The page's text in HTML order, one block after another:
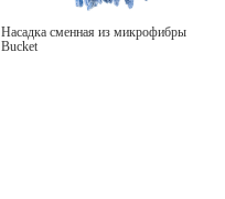
Насадка сменная из микрофибры
Bucket